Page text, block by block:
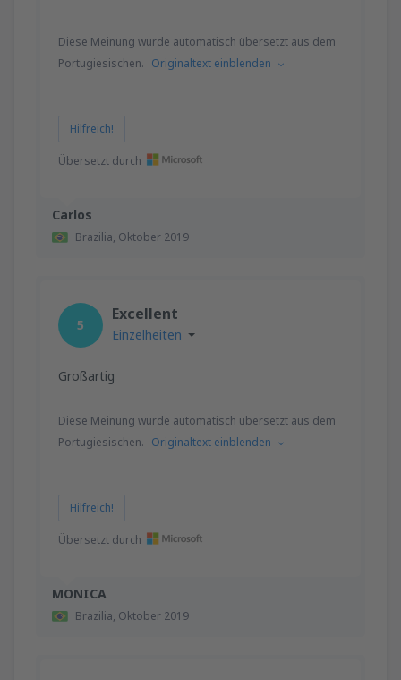
Carlos
Brazilia, Oktober 2019
Diese Meinung wurde automatisch übersetzt aus dem
Portugiesischen. Originaltext einblenden
Hilfreich!
Übersetzt durch
MONICA
Brazilia, Oktober 2019
5
Excellent
Einzelheiten
Großartig
Diese Meinung wurde automatisch übersetzt aus dem
Portugiesischen. Originaltext einblenden
Hilfreich!
Übersetzt durch